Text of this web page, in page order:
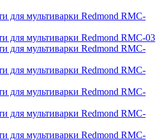
для мультиварки Redmond RMC-
для мультиварки Redmond RMC-03
для мультиварки Redmond RMC-
для мультиварки Redmond RMC-
для мультиварки Redmond RMC-
для мультиварки Redmond RMC-
для мультиварки Redmond RMC-